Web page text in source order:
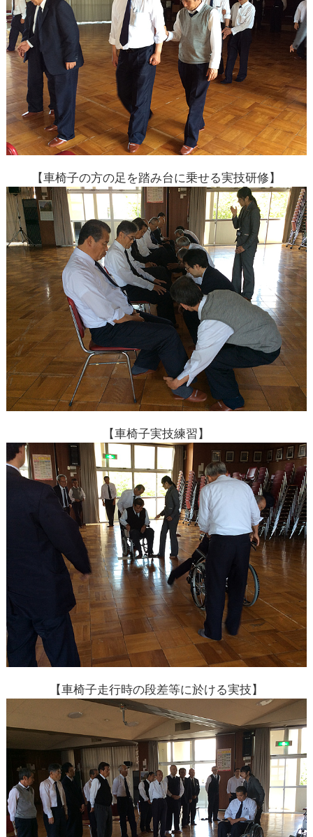
【車椅子の方の足を踏み台に乗せる実技研修】
【車椅子実技練習】
【車椅子走行時の段差等に於ける実技】